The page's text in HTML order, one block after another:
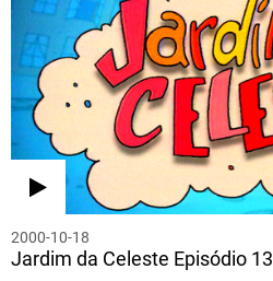
2000-10-18
Jardim da Celeste Episódio 13